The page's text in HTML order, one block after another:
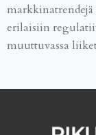
erilaisiin
muuttuvassa